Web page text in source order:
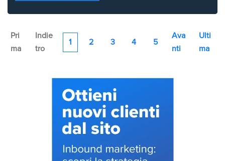
Pri
ma
Indie
tro
1 2 3 4 5
Ava
nti
Ulti
ma